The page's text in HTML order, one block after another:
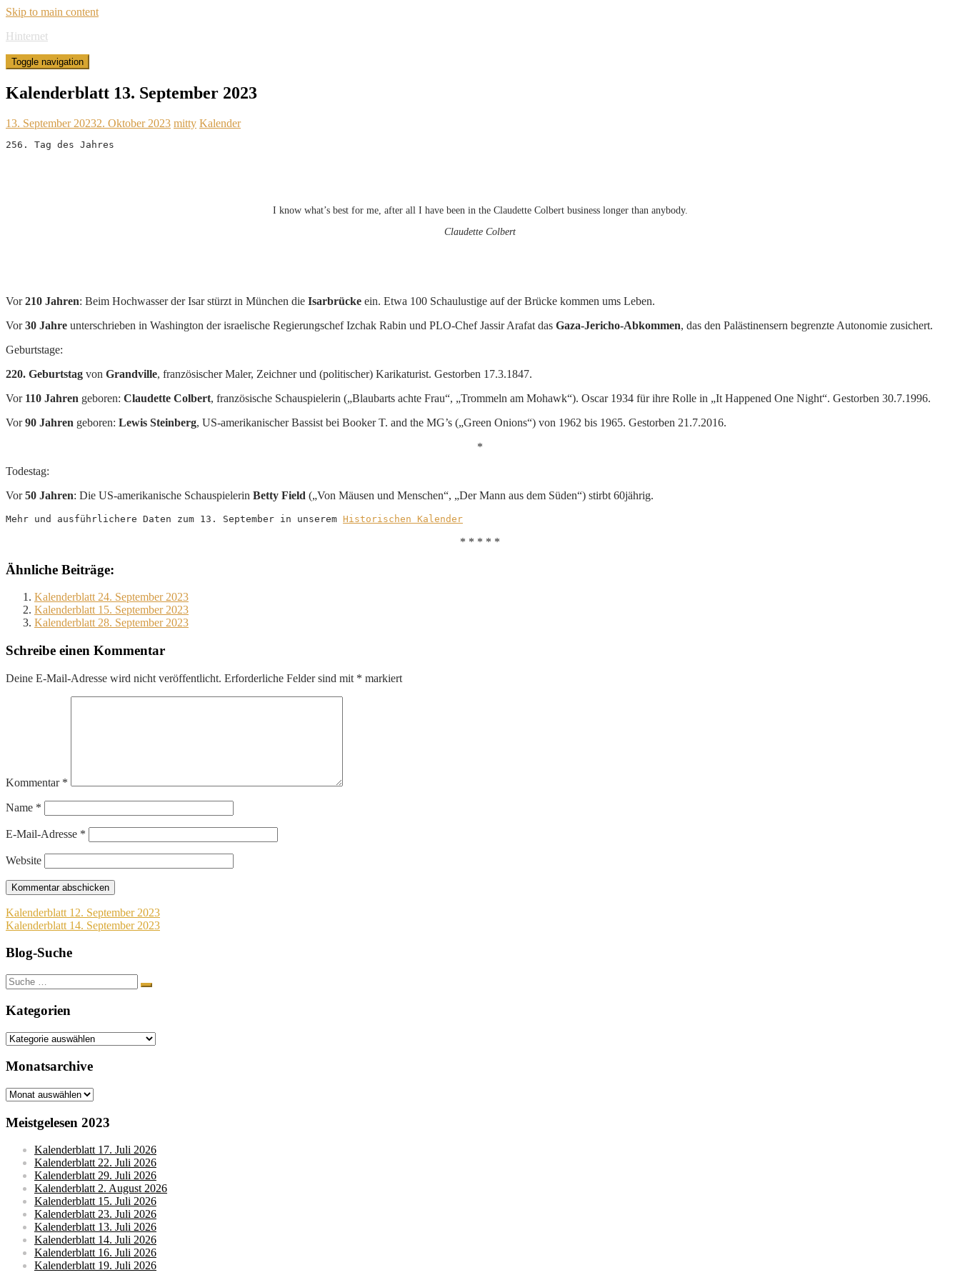
Skip to main content
Hinternet
Toggle navigation
Kalenderblatt 13. September 2023
13. September 20232. Oktober 2023 mitty Kalender
256. Tag des Jahres
I know what’s best for me, after all I have been in the Claudette Colbert business longer than anybody.
Claudette Colbert
Vor210 Jahren: Beim Hochwasser der Isar stürzt in München die Isarbrücke ein. Etwa 100 Schaulustige auf der Brücke kommen ums Leben.
Vor30 Jahre unterschrieben in Washington der israelische Regierungschef Izchak Rabin und PLO-Chef Jassir Arafat das Gaza-Jericho-Abkommen, das den Palästinensern begrenzte Autonomie zusichert.
Geburtstage:
220. Geburtstag von Grandville, französischer Maler, Zeichner und (politischer) Karikaturist. Gestorben 17.3.1847.
Vor 110 Jahren geboren: Claudette Colbert, französische Schauspielerin („Blaubarts achte Frau“, „Trommeln am Mohawk“). Oscar 1934 für ihre Rolle in „It Happened One Night“. Gestorben 30.7.1996.
Vor90 Jahren geboren: Lewis Steinberg, US-amerikanischer Bassist bei Booker T. and the MG’s („Green Onions“) von 1962 bis 1965. Gestorben 21.7.2016.
*
Todestag:
Vor50 Jahren: Die US-amerikanische Schauspielerin Betty Field („Von Mäusen und Menschen“, „Der Mann aus dem Süden“) stirbt 60jährig.
Mehr und ausführlichere Daten zum 13. September in unserem Historischen Kalender
* * * * *
Ähnliche Beiträge:
Kalenderblatt 24. September 2023
Kalenderblatt 15. September 2023
Kalenderblatt 28. September 2023
Schreibe einen Kommentar
Deine E-Mail-Adresse wird nicht veröffentlicht. Erforderliche Felder sind mit * markiert
Kommentar *
Name *
E-Mail-Adresse *
Website
Beitragsnavigation
Kalenderblatt 12. September 2023
Kalenderblatt 14. September 2023
Blog-Suche
Suche
nach:
Kategorien
Kategorien
Monatsarchive
Monatsarchive
Meistgelesen 2023
Kalenderblatt 17. Juli 2026
Kalenderblatt 22. Juli 2026
Kalenderblatt 29. Juli 2026
Kalenderblatt 2. August 2026
Kalenderblatt 15. Juli 2026
Kalenderblatt 23. Juli 2026
Kalenderblatt 13. Juli 2026
Kalenderblatt 14. Juli 2026
Kalenderblatt 16. Juli 2026
Kalenderblatt 19. Juli 2026